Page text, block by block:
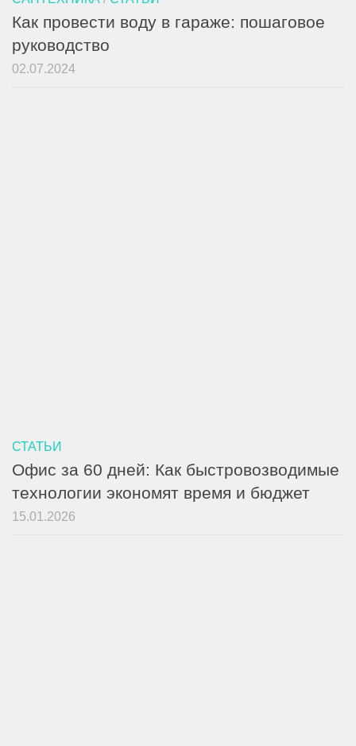
Как провести воду в гараже: пошаговое
руководство
02.07.2024
СТАТЬИ
Офис за 60 дней: Как быстровозводимые
технологии экономят время и бюджет
15.01.2026